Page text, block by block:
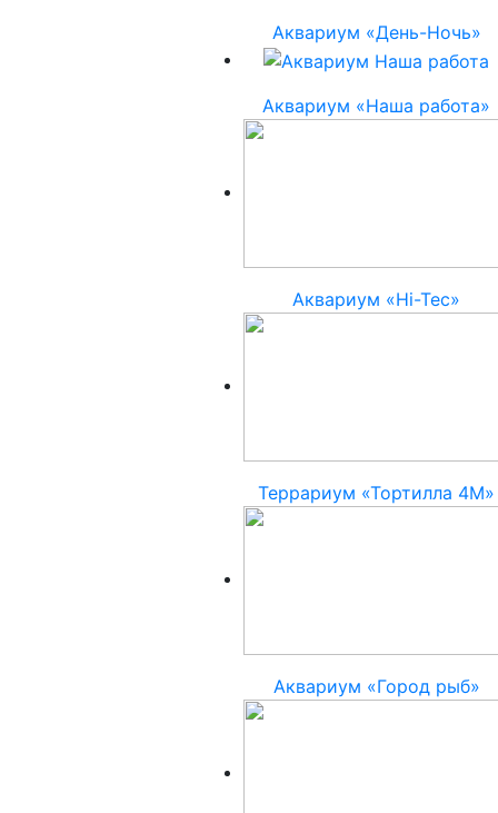
Аквариум «День-Ночь»
Аквариум «Наша работа»
Аквариум «Hi-Tec»
Террариум «Тортилла 4М»
Аквариум «Город рыб»